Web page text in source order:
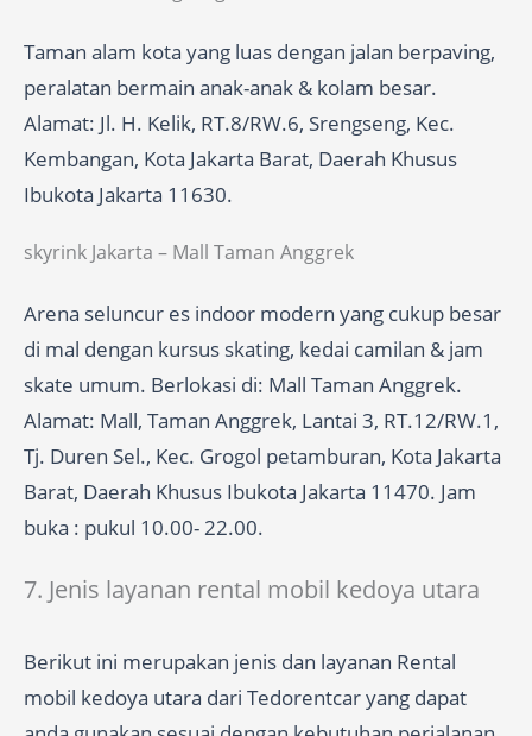
Taman alam kota yang luas dengan jalan berpaving,
peralatan bermain anak-anak & kolam besar.
Alamat: Jl. H. Kelik, RT.8/RW.6, Srengseng, Kec.
Kembangan, Kota Jakarta Barat, Daerah Khusus
Ibukota Jakarta 11630.
skyrink Jakarta – Mall Taman Anggrek
Arena seluncur es indoor modern yang cukup besar
di mal dengan kursus skating, kedai camilan & jam
skate umum. Berlokasi di: Mall Taman Anggrek.
Alamat: Mall, Taman Anggrek, Lantai 3, RT.12/RW.1,
Tj. Duren Sel., Kec. Grogol petamburan, Kota Jakarta
Barat, Daerah Khusus Ibukota Jakarta 11470. Jam
buka : pukul 10.00- 22.00.
7. Jenis layanan rental mobil kedoya utara
Berikut ini merupakan jenis dan layanan Rental
mobil kedoya utara dari Tedorentcar yang dapat